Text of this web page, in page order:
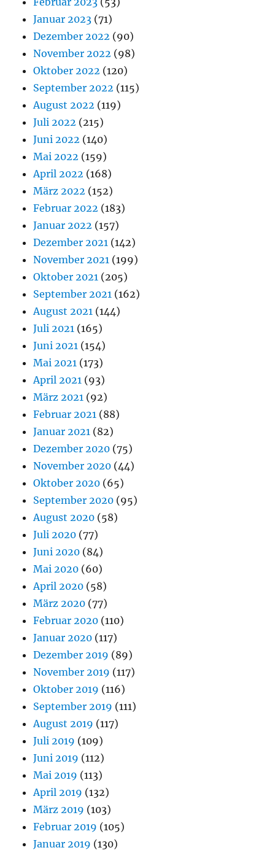
Januar 2023 (71)
Dezember 2022 (90)
November 2022 (98)
Oktober 2022 (120)
September 2022 (115)
August 2022 (119)
Juli 2022 (215)
Juni 2022 (140)
Mai 2022 (159)
April 2022 (168)
März 2022 (152)
Februar 2022 (183)
Januar 2022 (157)
Dezember 2021 (142)
November 2021 (199)
Oktober 2021 (205)
September 2021 (162)
August 2021 (144)
Juli 2021 (165)
Juni 2021 (154)
Mai 2021 (173)
April 2021 (93)
März 2021 (92)
Februar 2021 (88)
Januar 2021 (82)
Dezember 2020 (75)
November 2020 (44)
Oktober 2020 (65)
September 2020 (95)
August 2020 (58)
Juli 2020 (77)
Juni 2020 (84)
Mai 2020 (60)
April 2020 (58)
März 2020 (77)
Februar 2020 (110)
Januar 2020 (117)
Dezember 2019 (89)
November 2019 (117)
Oktober 2019 (116)
September 2019 (111)
August 2019 (117)
Juli 2019 (109)
Juni 2019 (112)
Mai 2019 (113)
April 2019 (132)
März 2019 (103)
Februar 2019 (105)
Januar 2019 (130)